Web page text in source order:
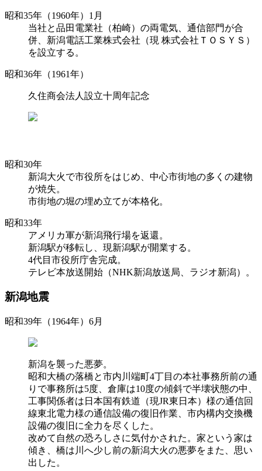
昭和35年（1960年）1月
当社と品田電業社（柏崎）の両電気、通信部門が合
併、新潟電話工業株式会社（現 株式会社ＴＯＳＹＳ）
を設立する。
昭和36年（1961年）
久住商会法人設立十周年記念
昭和30年
新潟大火で市役所をはじめ、中心市街地の多くの建物
が焼失。
市街地の堀の埋め立てが本格化。
昭和33年
アメリカ軍が新潟飛行場を返還。
新潟駅が移転し、現新潟駅が開業する。
4代目市役所庁舎完成。
テレビ本放送開始（NHK新潟放送局、ラジオ新潟）。
新潟地震
昭和39年（1964年）6月
新潟を襲った悪夢。
昭和大橋の落橋と市内川端町4丁目の本社事務所前の通
りで事務所は5度、倉庫は10度の傾斜で半壊状態の中、
工事関係者は日本国有鉄道（現JR東日本）様の通信回
線東北電力様の通信設備の復旧作業、市内構内交換機
設備の復旧に全力を尽くした。
改めて自然の恐ろしさに気付かされた。家という家は
傾き、橋は川へ少し前の新潟大火の悪夢をまた、思い
出した。